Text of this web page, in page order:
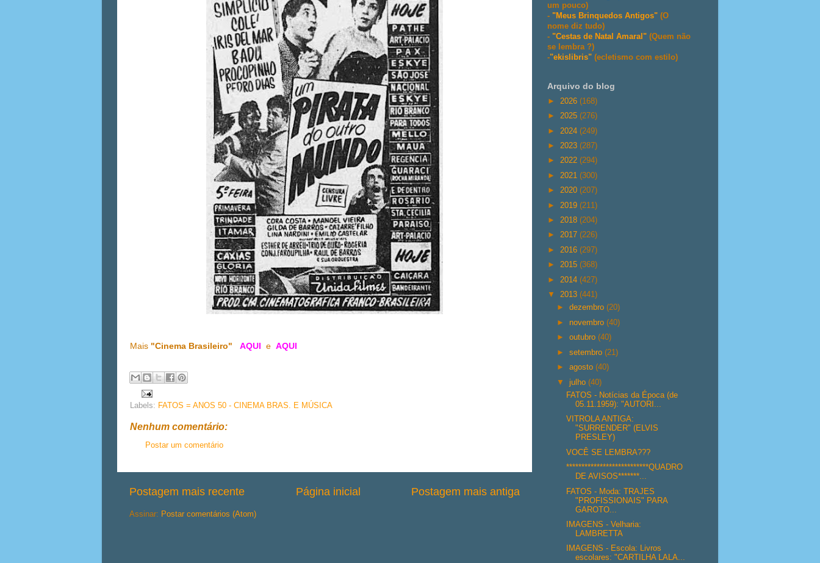
Mais "Cinema Brasileiro" AQUI e AQUI
Labels: FATOS = ANOS 50 - CINEMA BRAS. E MÚSICA
Nenhum comentário:
Postar um comentário
Postagem mais recente Postagem mais antiga
Página inicial
Assinar: Postar comentários (Atom)
um pouco)
- "Meus Brinquedos Antigos" (O
nome diz tudo)
- "Cestas de Natal Amaral" (Quem não
se lembra ?)
-"ekislibris" (ecletismo com estilo)
Arquivo do blog
► 2026 (168)
► 2025 (276)
► 2024 (249)
► 2023 (287)
► 2022 (294)
► 2021 (300)
► 2020 (207)
► 2019 (211)
► 2018 (204)
► 2017 (226)
► 2016 (297)
► 2015 (368)
► 2014 (427)
▼ 2013 (441)
►dezembro(20)
► novembro(40)
►outubro(40)
►setembro(21)
►agosto(40)
▼julho(40)
FATOS - Notícias da Época (de
05.11.1959): "AUTORI...
VITROLA ANTIGA:
"SURRENDER" (ELVIS
PRESLEY)
VOCÊ SE LEMBRA???
***************************QUADRO
DE AVISOS*******...
FATOS - Moda: TRAJES
"PROFISSIONAIS" PARA
GAROTO...
IMAGENS - Velharia:
LAMBRETTA
IMAGENS - Escola: Livros
escolares: "CARTILHA LALA...